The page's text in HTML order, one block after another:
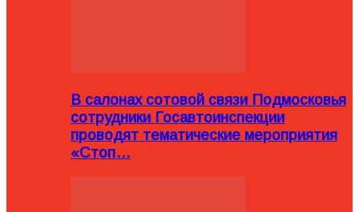
В салонах сотовой связи Подмосковья
сотрудники Госавтоинспекции
проводят тематические мероприятия
«Стоп…